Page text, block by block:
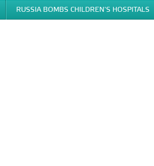
RUSSIA BOMBS CHILDREN'S HOSPITALS